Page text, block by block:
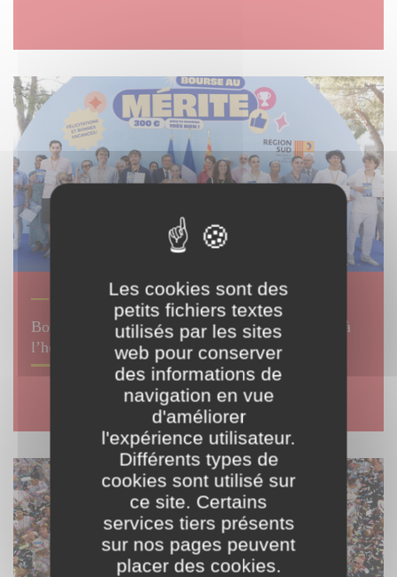
Les cookies sont des
petits fichiers textes
utilisés par les sites
web pour conserver
des informations de
navigation en vue
d'améliorer
l'expérience utilisateur.
Différents types de
cookies sont utilisé sur
ce site. Certains
services tiers présents
sur nos pages peuvent
placer des cookies.
© Guillaume Ruoppolo
ENSEIGNEMENT
Bourse au mérite : les bacheliers toulonnais mis à
l’honneur !